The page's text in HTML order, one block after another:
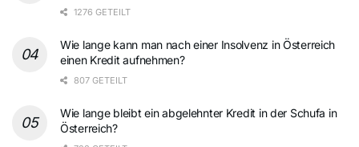
1276 GETEILT
Wie lange kann man nach einer Insolvenz in Österreich
einen Kredit aufnehmen?
807 GETEILT
Wie lange bleibt ein abgelehnter Kredit in der Schufa in
Österreich?